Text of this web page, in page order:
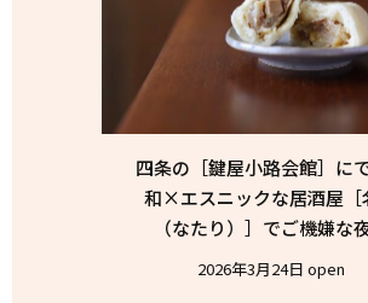
四条の［鍵屋小路会館］に
和×エスニックな居酒屋［
（なたり）］でご機嫌な
2026年3月24日 open